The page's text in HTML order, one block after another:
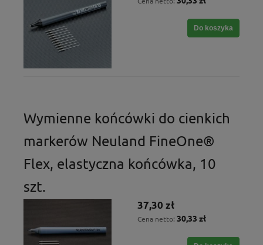
Do koszyka
Wymienne końcówki do cienkich
markerów Neuland FineOne®
Flex, elastyczna końcówka, 10
szt.
37,30 zł
Cena netto: 30,33 zł